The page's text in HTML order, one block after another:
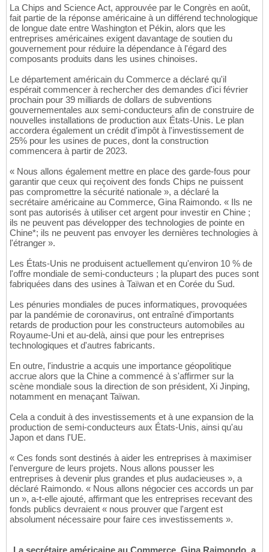
La Chips and Science Act, approuvée par le Congrès en août,
fait partie de la réponse américaine à un différend technologique
de longue date entre Washington et Pékin, alors que les
entreprises américaines exigent davantage de soutien du
gouvernement pour réduire la dépendance à l'égard des
composants produits dans les usines chinoises.
Le département américain du Commerce a déclaré qu'il
espérait commencer à rechercher des demandes d'ici février
prochain pour 39 milliards de dollars de subventions
gouvernementales aux semi-conducteurs afin de construire de
nouvelles installations de production aux États-Unis. Le plan
accordera également un crédit d'impôt à l'investissement de
25% pour les usines de puces, dont la construction
commencera à partir de 2023.
« Nous allons également mettre en place des garde-fous pour
garantir que ceux qui reçoivent des fonds Chips ne puissent
pas compromettre la sécurité nationale », a déclaré la
secrétaire américaine au Commerce, Gina Raimondo. « Ils ne
sont pas autorisés à utiliser cet argent pour investir en Chine ;
ils ne peuvent pas développer des technologies de pointe en
Chine*; ils ne peuvent pas envoyer les dernières technologies à
l'étranger ».
Les États-Unis ne produisent actuellement qu'environ 10 % de
l'offre mondiale de semi-conducteurs ; la plupart des puces sont
fabriquées dans des usines à Taïwan et en Corée du Sud.
Les pénuries mondiales de puces informatiques, provoquées
par la pandémie de coronavirus, ont entraîné d'importants
retards de production pour les constructeurs automobiles au
Royaume-Uni et au-delà, ainsi que pour les entreprises
technologiques et d'autres fabricants.
En outre, l'industrie a acquis une importance géopolitique
accrue alors que la Chine a commencé à s'affirmer sur la
scène mondiale sous la direction de son président, Xi Jinping,
notamment en menaçant Taïwan.
Cela a conduit à des investissements et à une expansion de la
production de semi-conducteurs aux États-Unis, ainsi qu'au
Japon et dans l'UE.
« Ces fonds sont destinés à aider les entreprises à maximiser
l'envergure de leurs projets. Nous allons pousser les
entreprises à devenir plus grandes et plus audacieuses », a
déclaré Raimondo. « Nous allons négocier ces accords un par
un », a-t-elle ajouté, affirmant que les entreprises recevant des
fonds publics devraient « nous prouver que l'argent est
absolument nécessaire pour faire ces investissements ».